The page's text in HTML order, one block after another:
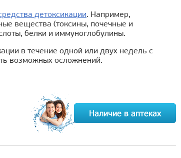
детоксикации. Например,
вещества (токсины, почечные и
белки и иммуноглобулины.
в течение одной или двух недель с
возможных осложнений.